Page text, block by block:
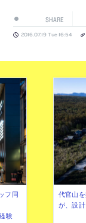
SHARE
2016.07.19 Tue 16:54
フ同
験
代官山
が、設